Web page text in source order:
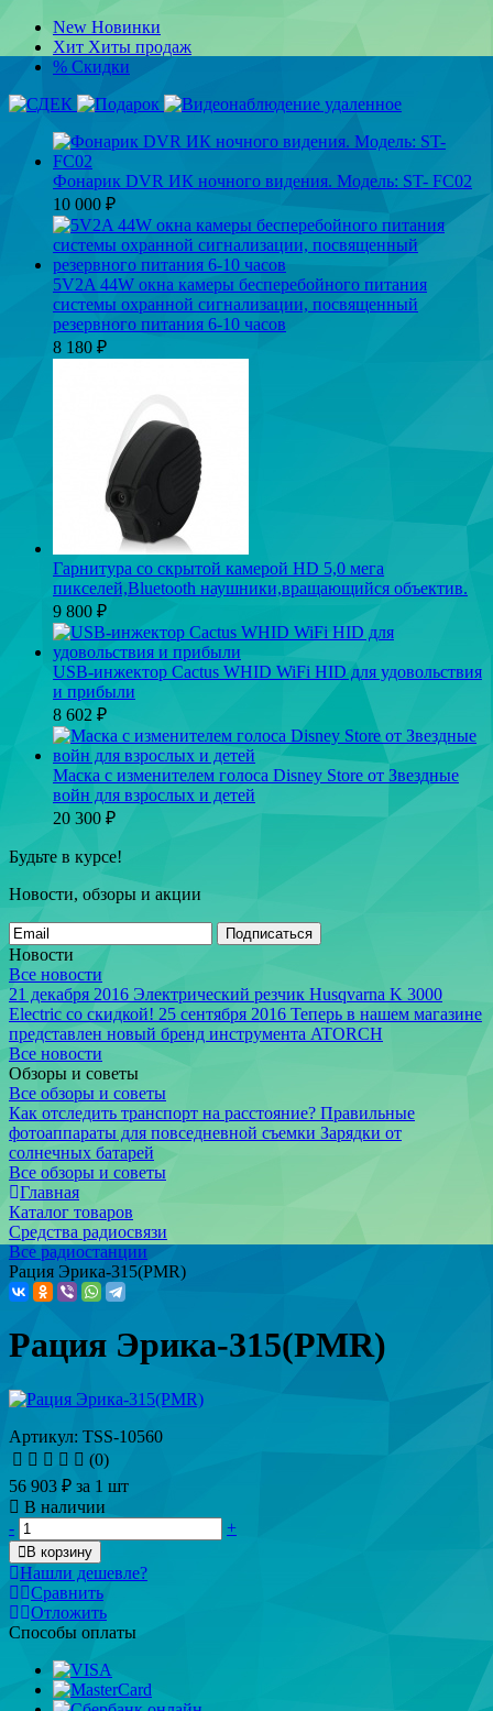
New Новинки
Хит Хиты продаж
% Скидки
Фонарик DVR ИК ночного видения. Модель: ST- FC02
10 000 ₽
5V2A 44W окна камеры бесперебойного питания
системы охранной сигнализации, посвященный
резервного питания 6-10 часов
8 180 ₽
Гарнитура со скрытой камерой HD 5,0 мега
пикселей,Bluetooth наушники,вращающийся объектив.
9 800 ₽
USB-инжектор Cactus WHID WiFi HID для удовольствия
и прибыли
8 602 ₽
Маска с изменителем голоса Disney Store от Звездные
войн для взрослых и детей
20 300 ₽
Будьте в курсе!
Новости, обзоры и акции
Подписаться
Новости
Все новости
21 декабря 2016 Электрический резчик Husqvarna K 3000
Electric со скидкой! 25 сентября 2016 Теперь в нашем магазине
представлен новый бренд инструмента ATORCH
Все новости
Обзоры и советы
Все обзоры и советы
Как отследить транспорт на расстояние? Правильные
фотоаппараты для повседневной съемки Зарядки от
солнечных батарей
Все обзоры и советы
Главная
Каталог товаров
Средства радиосвязи
Все радиостанции
Рация Эрика-315(PMR)
Рация Эрика-315(PMR)
Артикул: TSS-10560
(0)
56 903 ₽ за 1 шт
В наличии
-
+
В корзину
Нашли дешевле?
Сравнить
Отложить
Способы оплаты